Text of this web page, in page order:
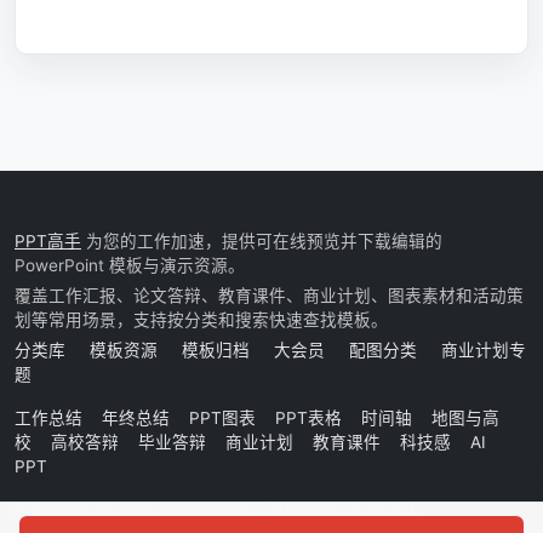
PPT高手 为您的工作加速，提供可在线预览并下载编辑的
PowerPoint 模板与演示资源。
覆盖工作汇报、论文答辩、教育课件、商业计划、图表素材和活动策
划等常用场景，支持按分类和搜索快速查找模板。
分类库
模板资源 模板归档 大会员 配图分类
商业计划专
题
工作总结 年终总结 PPT图表 PPT表格 时间轴
地图与高
校
高校答辩 毕业答辩 商业计划 教育课件 科技感
AI
PPT